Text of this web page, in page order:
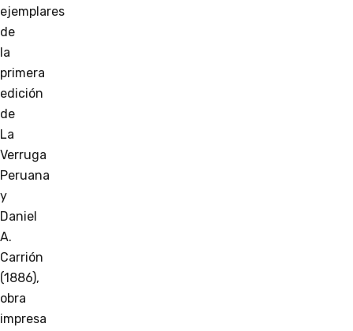
ejemplares
de
la
primera
edición
de
La
Verruga
Peruana
y
Daniel
A.
Carrión
(1886),
obra
impresa